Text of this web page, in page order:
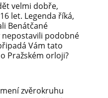
velmi dobře,
let. Legenda říká,
Benátčané
podobné
Vám tato
Pražském orloji?
zvěrokruhu